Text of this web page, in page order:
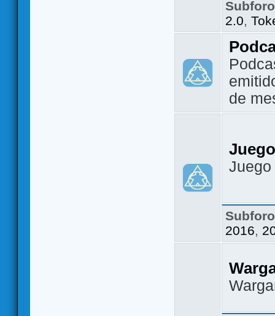
2.0,
de
2016,